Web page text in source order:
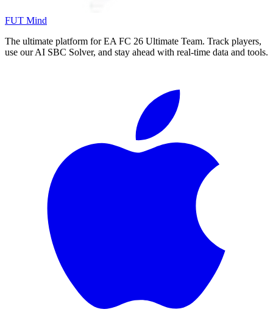
FUT Mind
The ultimate platform for EA FC 26 Ultimate Team. Track players,
use our AI SBC Solver, and stay ahead with real-time data and tools.